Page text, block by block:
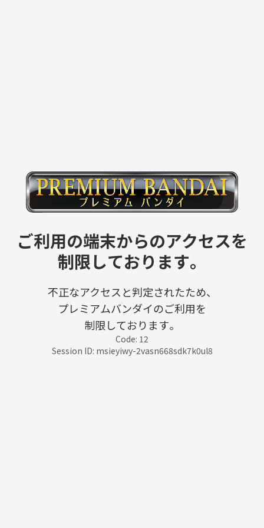
ご利用の端末からのアクセスを
制限しております。
不正なアクセスと判定されたため、
プレミアムバンダイのご利用を
制限しております。
Code: 12
Session ID: msieyiwy-2vasn668sdk7k0ul8